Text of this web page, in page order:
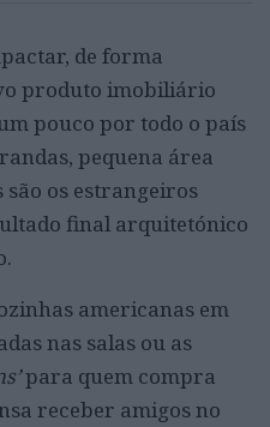
de forma
produto imobiliário
pouco por todo o país
pequena área
os estrangeiros
final arquitetónico
americanas em
nas salas ou as
para quem compra
receber amigos no